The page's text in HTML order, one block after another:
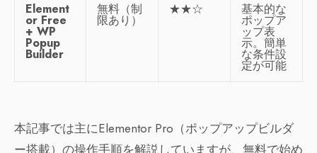
Element
or Free
+ WP
Popup
Builder
無料（制
限あり）
★★☆ 基本的な
ポップア
ップ表
示。簡単
な条件設
定が可能
本記事では主にElementor Pro（ポップアップビルダ